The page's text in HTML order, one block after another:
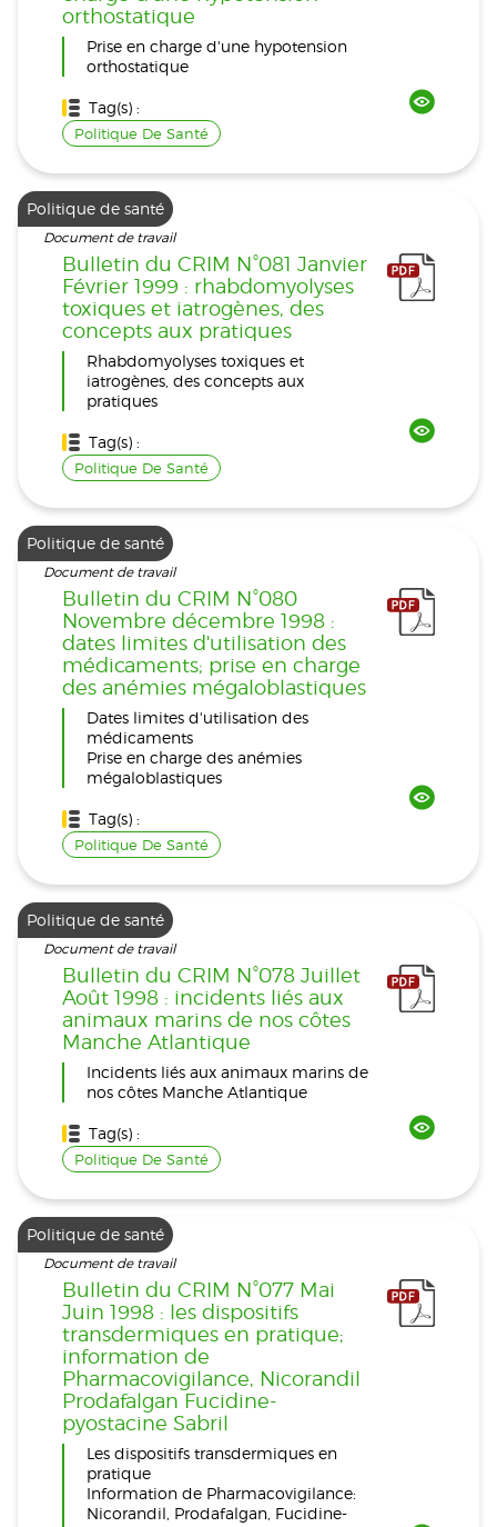
orthostatique
Prise en charge d'une hypotension
orthostatique
Tag(s) :
Politique De Santé
Politique de santé
Document de travail
Bulletin du CRIM N°081 Janvier
Février 1999 : rhabdomyolyses
toxiques et iatrogènes, des
concepts aux pratiques
Rhabdomyolyses toxiques et
iatrogènes, des concepts aux
pratiques
Tag(s) :
Politique De Santé
Politique de santé
Document de travail
Bulletin du CRIM N°080
Novembre décembre 1998 :
dates limites d'utilisation des
médicaments; prise en charge
des anémies mégaloblastiques
Dates limites d'utilisation des
médicaments
Prise en charge des anémies
mégaloblastiques
Tag(s) :
Politique De Santé
Politique de santé
Document de travail
Bulletin du CRIM N°078 Juillet
Août 1998 : incidents liés aux
animaux marins de nos côtes
Manche Atlantique
Incidents liés aux animaux marins de
nos côtes Manche Atlantique
Tag(s) :
Politique De Santé
Politique de santé
Document de travail
Bulletin du CRIM N°077 Mai
Juin 1998 : les dispositifs
transdermiques en pratique;
information de
Pharmacovigilance, Nicorandil
Prodafalgan Fucidine-
pyostacine Sabril
Les dispositifs transdermiques en
pratique
Information de Pharmacovigilance:
Nicorandil, Prodafalgan, Fucidine-